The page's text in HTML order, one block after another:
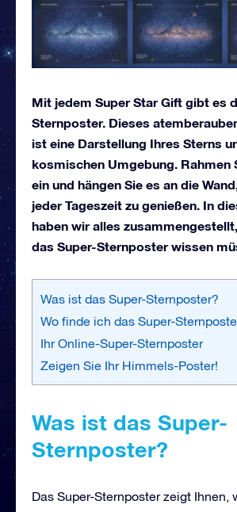
Mit jedem Super Star Gift gibt es
Sternposter. Dieses
ist eine Darstellung Ihres Sterns
kosmischen Umgebung. Rahmen
ein und hängen Sie es an die
jeder Tageszeit zu genießen. In
haben wir alles
das Super-Sternposter wissen
Was ist das Super-Sternposter?
Wo finde ich das Super-
Ihr Online-Super-Sternposter
Zeigen Sie Ihr Himmels-Poster!
Was ist das Super-
Sternposter?
Das Super-Sternposter zeigt Ihnen,